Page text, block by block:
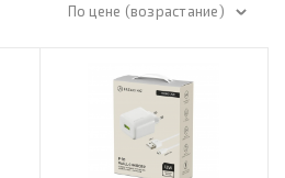
По цене (возрастание)